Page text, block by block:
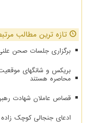
تازه ترین مطالب
برگزاری جلسات صحن
بریکس و شانگهای
محاصره هستند
قصاص عاملان شهادت
ادعای جنجالی کوچک